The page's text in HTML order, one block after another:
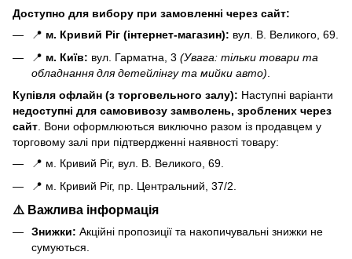
Доступно для вибору при замовленні через сайт:
📍 м. Кривий Ріг (інтернет-магазин): вул. В. Великого, 69.
📍 м. Київ: вул. Гарматна, 3 (Увага: тільки товари та
обладнання для детейлінгу та мийки авто)
Купівля офлайн (з торговельного залу): Наступні варіанти
недоступні для самовивозу замволень, зроблених через
сайт . Вони оформлюються виключно разом із продавцем у
торговому залі при підтвердженні наявності товару:
📍 м. Кривий Ріг, вул. В. Великого, 69.
📍 м. Кривий Ріг, пр. Центральний, 37/2.
⚠️ Важлива інформація
Знижки: Акційні пропозиції та накопичувальні знижки не
сумуються.